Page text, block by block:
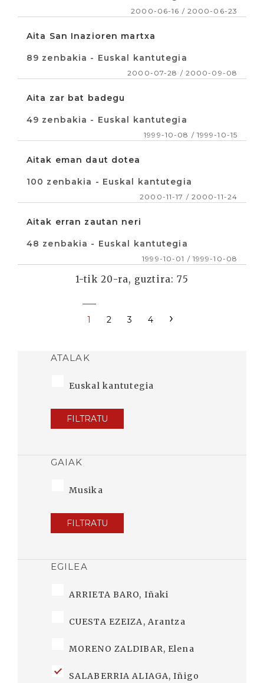
2000-06-16 / 2000-06-23
Aita San Inazioren martxa
89 zenbakia - Euskal kantutegia
2000-07-28 / 2000-09-08
Aita zar bat badegu
49 zenbakia - Euskal kantutegia
1999-10-08 / 1999-10-15
Aitak eman daut dotea
100 zenbakia - Euskal kantutegia
2000-11-17 / 2000-11-24
Aitak erran zautan neri
48 zenbakia - Euskal kantutegia
1999-10-01 / 1999-10-08
1-tik 20-ra, guztira: 75
1 2 3 4 ›
ATALAK
Euskal kantutegia
FILTRATU
GAIAK
Musika
FILTRATU
EGILEA
ARRIETA BARO, Iñaki
CUESTA EZEIZA, Arantza
MORENO ZALDIBAR, Elena
SALABERRIA ALIAGA, Iñigo